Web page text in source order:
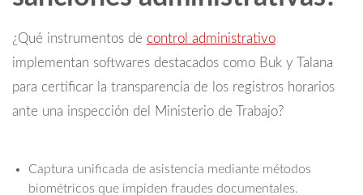
¿Qué instrumentos de control administrativo
implementan softwares destacados como Buk y Talana
para certificar la transparencia de los registros horarios
ante una inspección del Ministerio de Trabajo?
Captura unificada de asistencia mediante métodos
biométricos que impiden fraudes documentales.